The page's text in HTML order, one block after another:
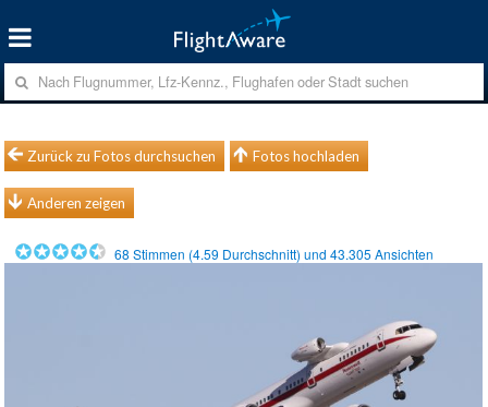
Zurück zu Fotos durchsuchen Fotos hochladen
Anderen zeigen
68 Stimmen (4.59 Durchschnitt) und43.305 Ansichten